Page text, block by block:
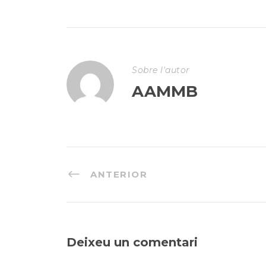
Sobre l'autor
AAMMB
ANTERIOR
Deixeu un comentari